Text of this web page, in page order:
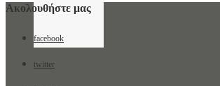
Ακολουθήστε μας
facebook
twitter